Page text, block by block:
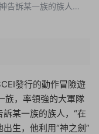
告訴某一族的族人，
發行的動作冒險遊
族，率領強的大軍隊
某一族的族人，“在
生，他利用“神之劍”